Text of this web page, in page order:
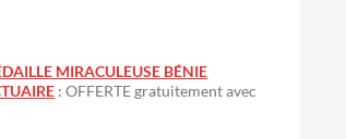
MIRACULEUSE BÉNIE
: OFFERTE gratuitement avec